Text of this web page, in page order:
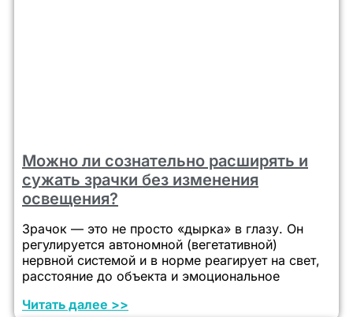
Можно ли сознательно расширять и
сужать зрачки без изменения
освещения?
Зрачок — это не просто «дырка» в глазу. Он
регулируется автономной (вегетативной)
нервной системой и в норме реагирует на свет,
расстояние до объекта и эмоциональное
Читать далее >>